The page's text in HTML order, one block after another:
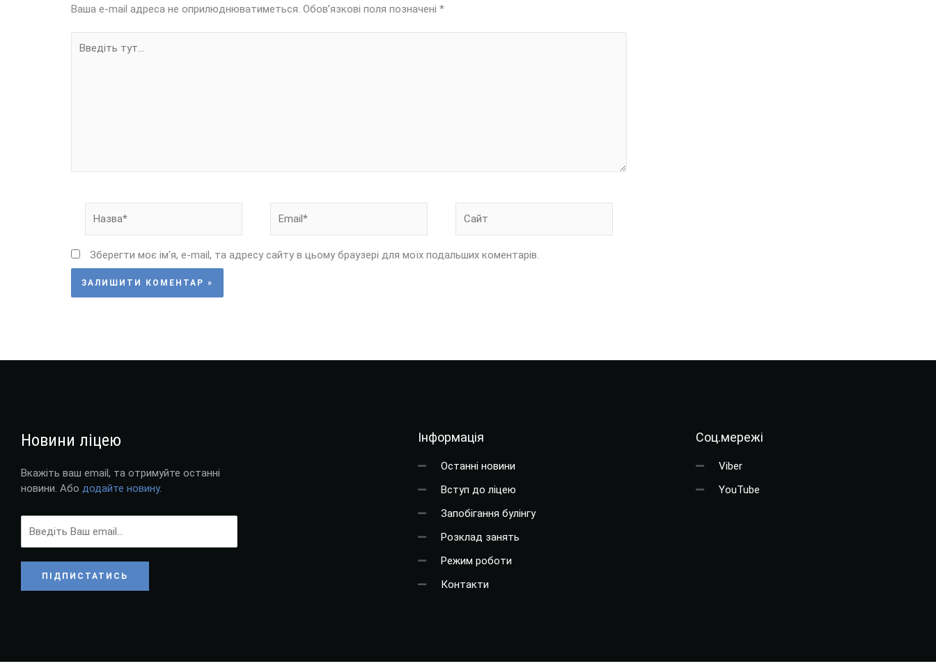
Ваша e-mail адреса не оприлюднюватиметься. Обов’язкові поля позначені *
тут...
Зберегти моє ім'я, e-mail, та адресу сайту в цьому браузері для моїх подальших коментарів.
Новини ліцею
Вкажіть ваш email, та отримуйте останні
новини. Або додайте новину.
ПІДПИСТАТИСЬ
Інформація
Останні новини
Вступ до ліцею
Запобігання булінгу
Розклад занять
Режим роботи
Контакти
Соц.мережі
Viber
YouTube